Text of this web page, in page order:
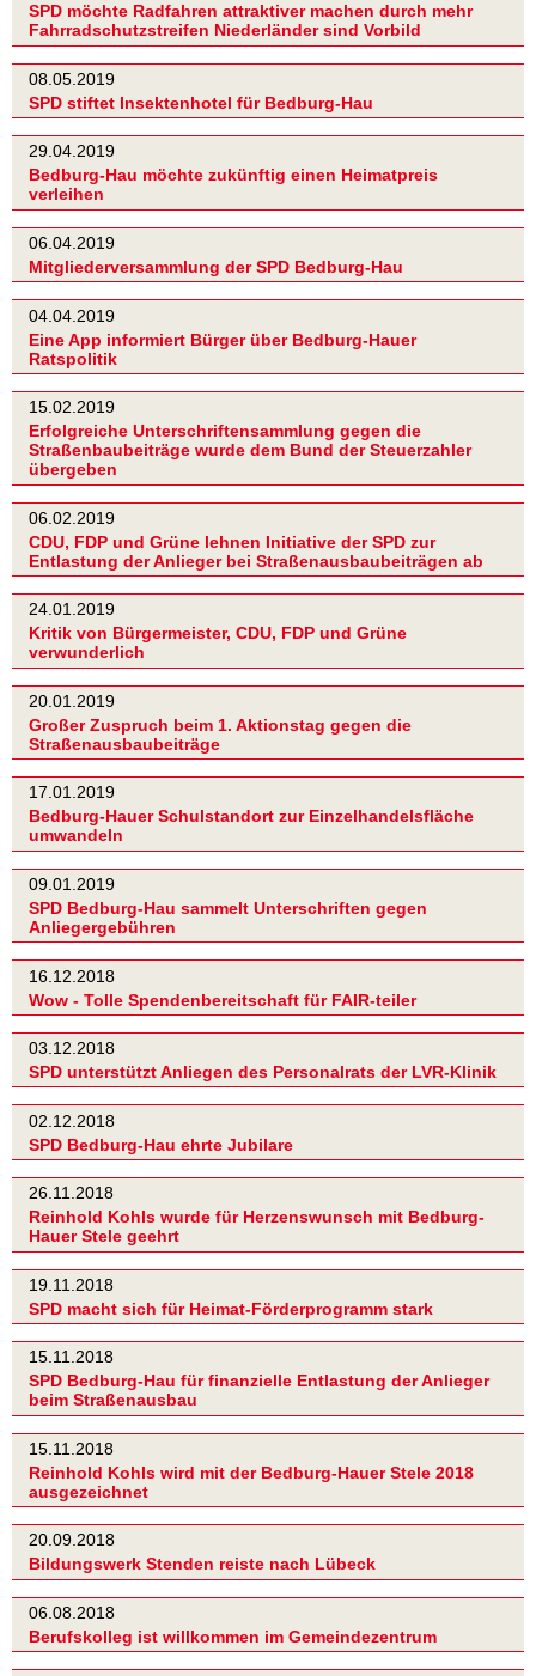
SPD möchte Radfahren attraktiver machen durch mehr
Fahrradschutzstreifen Niederländer sind Vorbild
08.05.2019
SPD stiftet Insektenhotel für Bedburg-Hau
29.04.2019
Bedburg-Hau möchte zukünftig einen Heimatpreis
verleihen
06.04.2019
Mitgliederversammlung der SPD Bedburg-Hau
04.04.2019
Eine App informiert Bürger über Bedburg-Hauer
Ratspolitik
15.02.2019
Erfolgreiche Unterschriftensammlung gegen die
Straßenbaubeiträge wurde dem Bund der Steuerzahler
übergeben
06.02.2019
CDU, FDP und Grüne lehnen Initiative der SPD zur
Entlastung der Anlieger bei Straßenausbaubeiträgen ab
24.01.2019
Kritik von Bürgermeister, CDU, FDP und Grüne
verwunderlich
20.01.2019
Großer Zuspruch beim 1. Aktionstag gegen die
Straßenausbaubeiträge
17.01.2019
Bedburg-Hauer Schulstandort zur Einzelhandelsfläche
umwandeln
09.01.2019
SPD Bedburg-Hau sammelt Unterschriften gegen
Anliegergebühren
16.12.2018
Wow - Tolle Spendenbereitschaft für FAIR-teiler
03.12.2018
SPD unterstützt Anliegen des Personalrats der LVR-Klinik
02.12.2018
SPD Bedburg-Hau ehrte Jubilare
26.11.2018
Reinhold Kohls wurde für Herzenswunsch mit Bedburg-
Hauer Stele geehrt
19.11.2018
SPD macht sich für Heimat-Förderprogramm stark
15.11.2018
SPD Bedburg-Hau für finanzielle Entlastung der Anlieger
beim Straßenausbau
15.11.2018
Reinhold Kohls wird mit der Bedburg-Hauer Stele 2018
ausgezeichnet
20.09.2018
Bildungswerk Stenden reiste nach Lübeck
06.08.2018
Berufskolleg ist willkommen im Gemeindezentrum